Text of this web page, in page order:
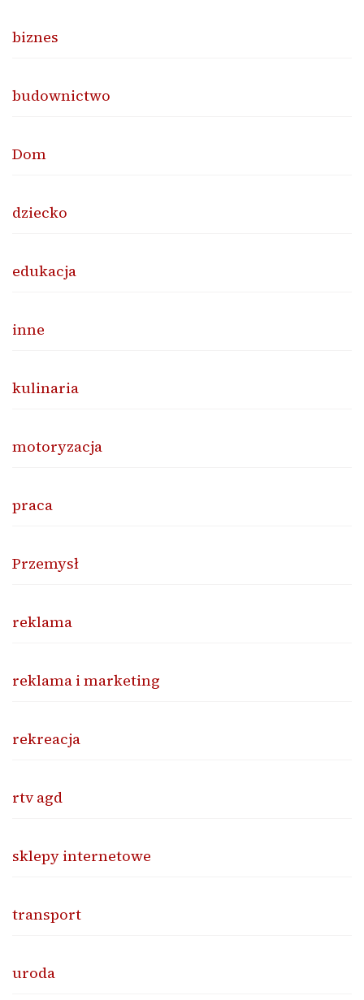
biznes
budownictwo
Dom
dziecko
edukacja
inne
kulinaria
motoryzacja
praca
Przemysł
reklama
reklama i marketing
rekreacja
rtv agd
sklepy internetowe
transport
uroda